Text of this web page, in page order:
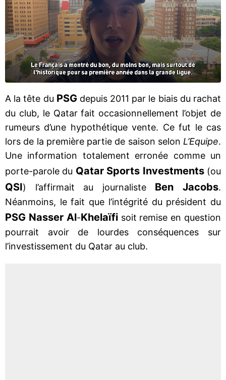
A la tête du PSG depuis 2011 par le biais du rachat
du club, le Qatar fait occasionnellement l’objet de
rumeurs d’une hypothétique vente. Ce fut le cas
lors de la première partie de saison selon L’Equipe.
Une information totalement erronée comme un
porte-parole du Qatar Sports Investments (ou
QSI) l’affirmait au journaliste Ben Jacobs.
Néanmoins, le fait que l’intégrité du président du
PSG Nasser Al-Khelaïfi soit remise en question
pourrait avoir de lourdes conséquences sur
l’investissement du Qatar au club.